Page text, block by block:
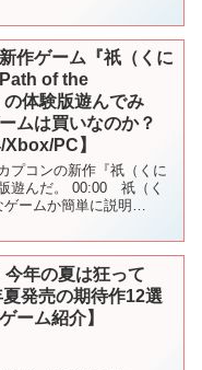
作ゲーム『祇（くに
of the
体験版遊んでみ
ムは買いなのか？
Xbox/PC】
プコンの新作『祇（くに
遊んだ。 00:00 祇（く
ームか簡単に説明
今年の夏は狂って
発売の期待作12選
ーム紹介】